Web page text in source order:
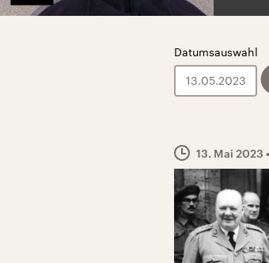
Datumsauswahl
.0 .
13. Mai 2023